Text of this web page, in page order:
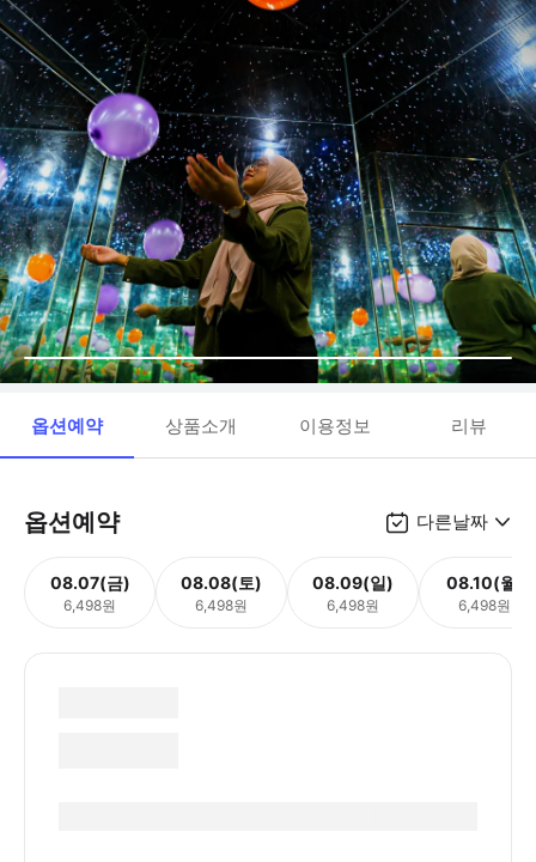
옵션예약 상품소개 이용정보 리뷰
옵션예약 다른날짜
08.07(금)
6,498원
08.08(토)
6,498원
08.09(일)
6,498원
08.10(월)
6,498원